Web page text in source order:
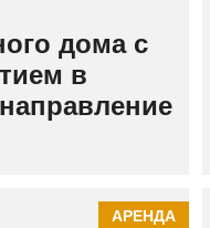
дома с
в
АРЕНДА